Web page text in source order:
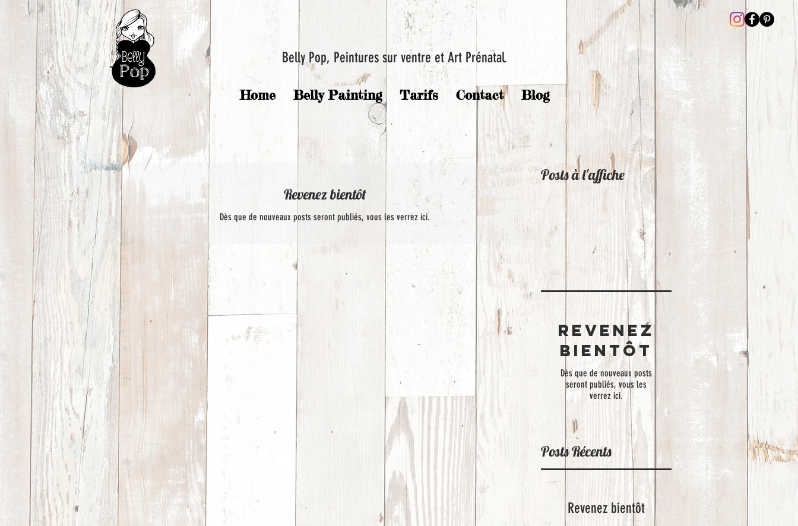
Home Belly Painting Tarifs Contact Blog
Belly Pop, Peintures sur ventre et Art Prénatal.
Revenez bientôt
Dès que de nouveaux posts seront publiés, vous les verrez ici.
Posts à l'affiche
Revenez
bientôt
Dès que de nouveaux posts
seront publiés, vous les
verrez ici.
Posts Récents
Revenez bientôt